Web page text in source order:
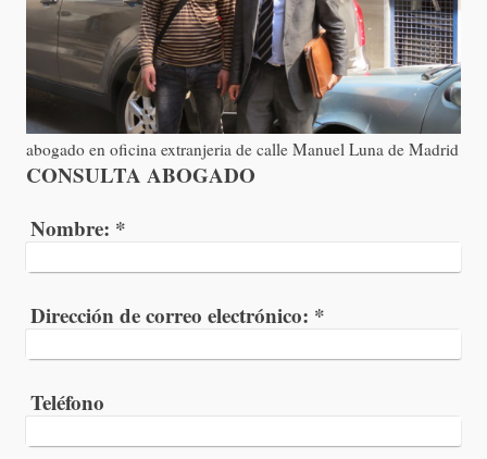
abogado en oficina extranjeria de calle Manuel Luna de Madrid
CONSULTA ABOGADO
Nombre: *
Dirección de correo electrónico: *
Teléfono